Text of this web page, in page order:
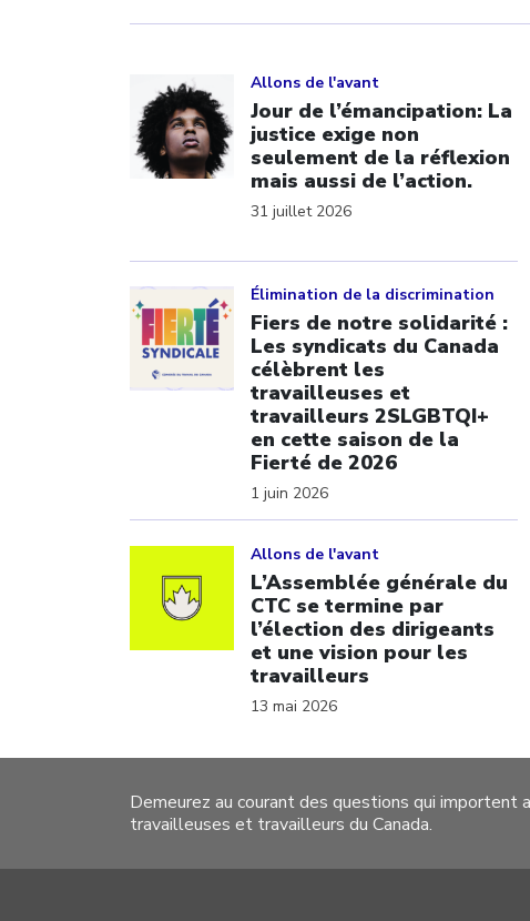
Allons de l'avant
Jour de l’émancipation: La
justice exige non
seulement de la réflexion
mais aussi de l’action.
31 juillet 2026
Élimination de la discrimination
Fiers de notre solidarité :
Les syndicats du Canada
célèbrent les
travailleuses et
travailleurs 2SLGBTQI+
en cette saison de la
Fierté de 2026
1 juin 2026
Allons de l'avant
L’Assemblée générale du
CTC se termine par
l’élection des dirigeants
et une vision pour les
travailleurs
13 mai 2026
Demeurez au courant des questions qui importent
travailleuses et travailleurs du Canada.